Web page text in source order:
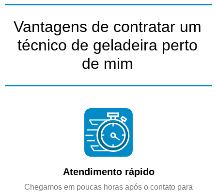
Vantagens de contratar um
técnico de geladeira perto
de mim
Atendimento rápido
Chegamos em poucas horas após o contato para